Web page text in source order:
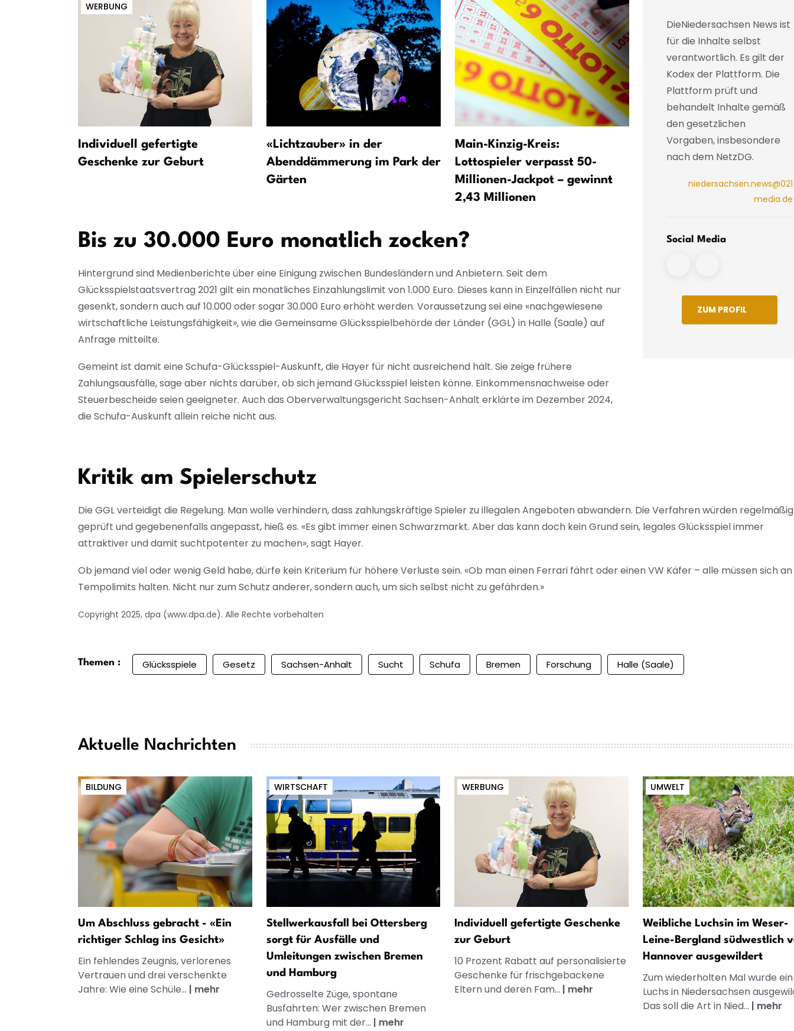
WERBUNG
Individuell gefertigte
Geschenke zur Geburt
«Lichtzauber» in der
Abenddämmerung im Park der
Gärten
Main-Kinzig-Kreis:
Lottospieler verpasst 50-
Millionen-Jackpot – gewinnt
2,43 Millionen
Weiter 50 Millionen Euro
Lotto-Jackpot
Bis zu 30.000 Euro monatlich zocken?
Hintergrund sind Medienberichte über eine Einigung zwischen Bundesländern und Anbietern. Seit dem
Glücksspielstaatsvertrag 2021 gilt ein monatliches Einzahlungslimit von 1.000 Euro. Dieses kann in Einzelfällen nicht nur
gesenkt, sondern auch auf 10.000 oder sogar 30.000 Euro erhöht werden. Voraussetzung sei eine «nachgewiesene
wirtschaftliche Leistungsfähigkeit», wie die Gemeinsame Glücksspielbehörde der Länder (GGL) in Halle (Saale) auf
Anfrage mitteilte.
Gemeint ist damit eine Schufa-Glücksspiel-Auskunft, die Hayer für nicht ausreichend hält. Sie zeige frühere
Zahlungsausfälle, sage aber nichts darüber, ob sich jemand Glücksspiel leisten könne. Einkommensnachweise oder
Steuerbescheide seien geeigneter. Auch das Oberverwaltungsgericht Sachsen-Anhalt erklärte im Dezember 2024,
die Schufa-Auskunft allein reiche nicht aus.
DieNiedersachsen News ist
für die Inhalte selbst
verantwortlich. Es gilt der
Kodex der Plattform. Die
Plattform prüft und
behandelt Inhalte gemäß
den gesetzlichen
Vorgaben, insbesondere
nach dem NetzDG.
niedersachsen.news@021
media.de
Social Media
ZUM PROFIL
Kritik am Spielerschutz
Die GGL verteidigt die Regelung. Man wolle verhindern, dass zahlungskräftige Spieler zu illegalen Angeboten abwandern. Die Verfahren würden regelmäßig
geprüft und gegebenenfalls angepasst, hieß es. «Es gibt immer einen Schwarzmarkt. Aber das kann doch kein Grund sein, legales Glücksspiel immer
attraktiver und damit suchtpotenter zu machen», sagt Hayer.
Ob jemand viel oder wenig Geld habe, dürfe kein Kriterium für höhere Verluste sein. «Ob man einen Ferrari fährt oder einen VW Käfer – alle müssen sich an
Tempolimits halten. Nicht nur zum Schutz anderer, sondern auch, um sich selbst nicht zu gefährden.»
Copyright 2025, dpa (www.dpa.de). Alle Rechte vorbehalten
Themen : Glücksspiele Gesetz Sachsen-Anhalt Sucht Schufa Bremen Forschung Halle (Saale)
Aktuelle Nachrichten
BILDUNG
Um Abschluss gebracht - «Ein
richtiger Schlag ins Gesicht»
Ein fehlendes Zeugnis, verlorenes
Vertrauen und drei verschenkte
Jahre: Wie eine Schüle... | mehr
WIRTSCHAFT
Stellwerkausfall bei Ottersberg
sorgt für Ausfälle und
Umleitungen zwischen Bremen
und Hamburg
Gedrosselte Züge, spontane
Busfahrten: Wer zwischen Bremen
und Hamburg mit der... | mehr
WERBUNG
Individuell gefertigte Geschenke
zur Geburt
10 Prozent Rabatt auf personalisierte
Geschenke für frischgebackene
Eltern und deren Fam... | mehr
UMWELT
Weibliche Luchsin im Weser-
Leine-Bergland südwestlich
Hannover ausgewildert
Zum wiederholten Mal wurde ein
Luchs in Niedersachsen
Das soll die Art in Nied... | mehr